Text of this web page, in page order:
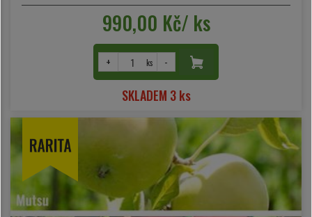
990,00 Kč/ ks
+ ks -
SKLADEM 3 ks